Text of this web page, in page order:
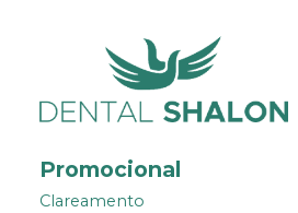
Promocional
Clareamento